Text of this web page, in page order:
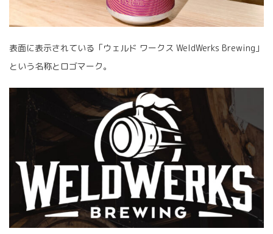
表面に表示されている「ウェルド ワークス WeldWerks Brewing」
という名称とロゴマーク。